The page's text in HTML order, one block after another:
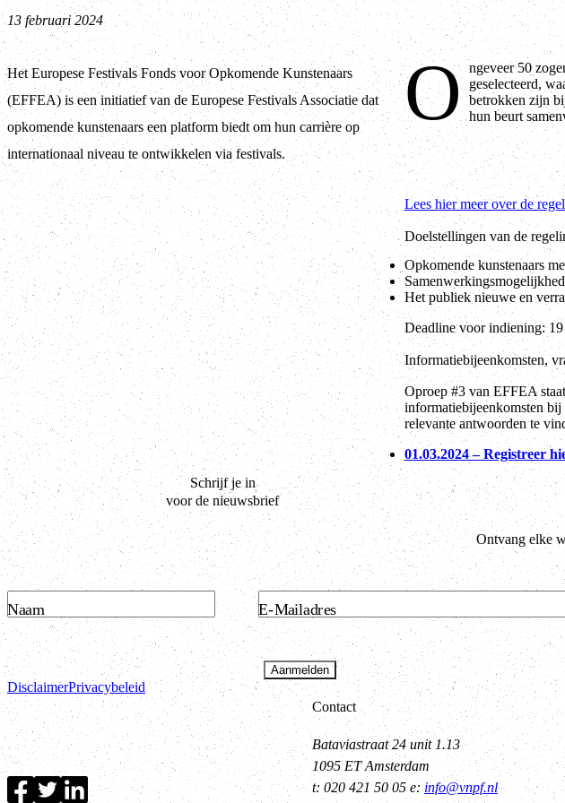
13 februari 2024
Het Europese Festivals Fonds voor Opkomende Kunstenaars
(EFFEA) is een initiatief van de Europese Festivals Associatie dat
opkomende kunstenaars een platform biedt om hun carrière op
internationaal niveau te ontwikkelen via festivals.
O ngeveer 50
geselecteerd,
betrokken zijn
hun beurt
De
Lees hier meer over de
Doelstellingen van de
Opkomende kunstenaars
Het publiek nieuwe en
Deadline voor indiening:
Informatiebijeenkomsten,
Oproep #3 van EFFEA
informatiebijeenkomsten bij
relevante antwoorden te
01.03.2024 – Registreer
Schrijf je in
voor de nieuwsbrief
Ontvang elke
Naam E-Mailadres
Aanmelden
DisclaimerPrivacybeleid
Contact
Bataviastraat 24 unit 1.13
1095 ET Amsterdam
t: 020 421 50 05 e:info@vnpf.nl